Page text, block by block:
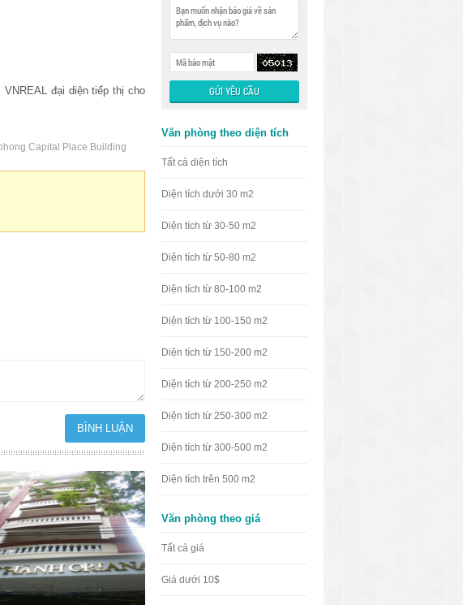
đại diện tiếp thị cho
Capital Place Building
Văn phòng theo diện tích
Tất cả diện tích
Diện tích dưới 30 m2
Diện tích từ 30-50 m2
Diện tích từ 50-80 m2
Diện tích từ 80-100 m2
Diện tích từ 100-150 m2
Diện tích từ 150-200 m2
Diện tích từ 200-250 m2
Diện tích từ 250-300 m2
Diện tích từ 300-500 m2
Diện tích trên 500 m2
Văn phòng theo giá
Tất cả giá
Giá dưới 10$